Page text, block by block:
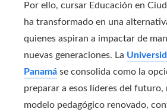
Por ello, cursar Educación en
ha transformado en una
quienes aspiran a impactar de
nuevas generaciones. La
Panamá se consolida como la
preparar a esos líderes del futuro,
modelo pedagógico renovado,